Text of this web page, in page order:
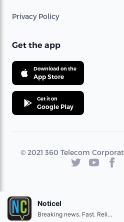
Privacy Policy
Get the app
Download on the
App Store
Get it on
Google Play
© 2021 360 Telecom
Noticel
Breaking news. Fast. Reliable.